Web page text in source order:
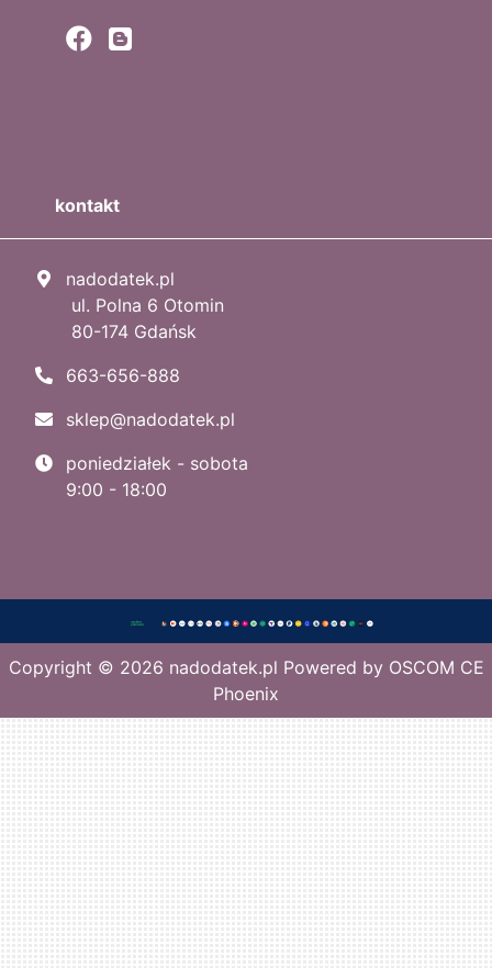
kontakt
nadodatek.pl
ul. Polna 6 Otomin
80-174 Gdańsk
663-656-888
sklep@nadodatek.pl
poniedziałek - sobota
9:00 - 18:00
Copyright © 2026 nadodatek.pl Powered by OSCOM CE
Phoenix